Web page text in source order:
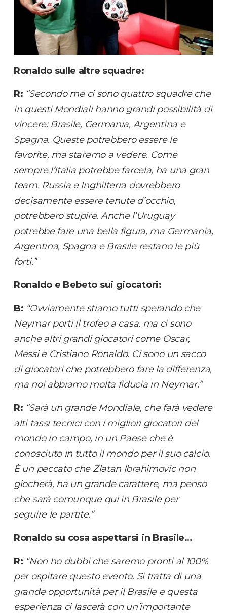
Ronaldo sulle altre squadre:
R: “Secondo me ci sono quattro squadre che
in questi Mondiali hanno grandi possibilità di
vincere: Brasile, Germania, Argentina e
Spagna. Queste potrebbero essere le
favorite, ma staremo a vedere. Come
sempre l’Italia potrebbe farcela, ha una gran
team. Russia e Inghilterra dovrebbero
decisamente essere tenute d’occhio,
potrebbero stupire. Anche l’Uruguay
potrebbe fare una bella figura, ma Germania,
Argentina, Spagna e Brasile restano le più
forti.”
Ronaldo e Bebeto sui giocatori:
B: “Ovviamente stiamo tutti sperando che
Neymar porti il trofeo a casa, ma ci sono
anche altri grandi giocatori come Oscar,
Messi e Cristiano Ronaldo. Ci sono un sacco
di giocatori che potrebbero fare la differenza,
ma noi abbiamo molta fiducia in Neymar.”
R: “Sarà un grande Mondiale, che farà vedere
alti tassi tecnici con i migliori giocatori del
mondo in campo, in un Paese che è
conosciuto in tutto il mondo per il suo calcio.
È un peccato che Zlatan Ibrahimovic non
giocherà, ha un grande carattere, ma penso
che sarà comunque qui in Brasile per
seguire le partite.”
Ronaldo su cosa aspettarsi in Brasile…
R: “Non ho dubbi che saremo pronti al 100%
per ospitare questo evento. Si tratta di una
grande opportunità per il Brasile e questa
esperienza ci lascerà con un’importante